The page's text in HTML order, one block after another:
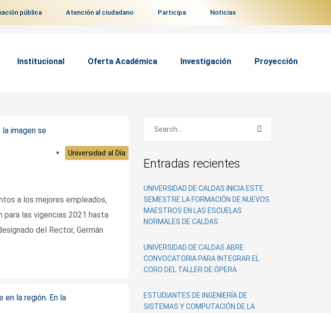
pública Atención al ciudadano Participa Noticias
Institucional Oferta Académica Investigación Proyección
Universidad al Día
a los mejores empleados,
las vigencias 2021 hasta
del Rector, Germán
Entradas recientes
UNIVERSIDAD DE CALDAS INICIA ESTE
SEMESTRE LA FORMACIÓN DE NUEVOS
MAESTROS EN LAS ESCUELAS
NORMALES DE CALDAS
UNIVERSIDAD DE CALDAS ABRE
CONVOCATORIA PARA INTEGRAR EL
CORO DEL TALLER DE ÓPERA
ESTUDIANTES DE INGENIERÍA DE
SISTEMAS Y COMPUTACIÓN DE LA